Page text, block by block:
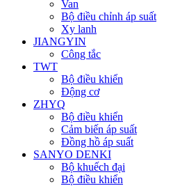
Van
Bộ điều chỉnh áp suất
Xy lanh
JIANGYIN
Công tắc
TWT
Bộ điều khiển
Động cơ
ZHYQ
Bộ điều khiển
Cảm biến áp suất
Đồng hồ áp suất
SANYO DENKI
Bộ khuếch đại
Bộ điều khiển